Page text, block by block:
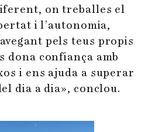
on treballes el
i l’autonomia,
pels teus propis
dona confiança amb
i ens ajuda a superar
dia a dia», conclou.